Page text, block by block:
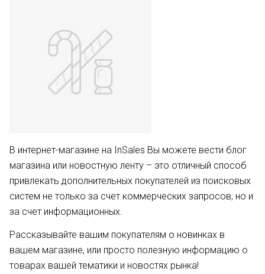
В интернет-магазине на InSales Вы можете вести блог
магазина или новостную ленту – это отличный способ
привлекать дополнительных покупателей из поисковых
систем не только за счет коммерческих запросов, но и
за счет информационных.
Рассказывайте вашим покупателям о новинках в
вашем магазине, или просто полезную информацию о
товарах вашей тематики и новостях рынка!